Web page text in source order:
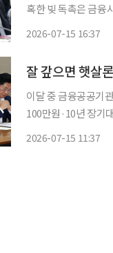
혹한 빚 독촉은 금
2026-07-15 16:37
이달 중 금융공공기
100만원·10년 장기대출도 신설 금융위원회가 성실상환자
2026-07-15 11:37